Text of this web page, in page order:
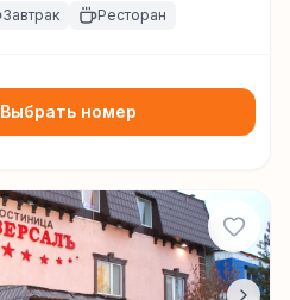
Завтрак Ресторан
Выбрать номер